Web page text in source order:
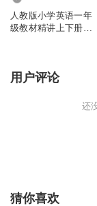
人教版小学英语一年
级教材精讲上下册
用户评论
还
猜你喜欢